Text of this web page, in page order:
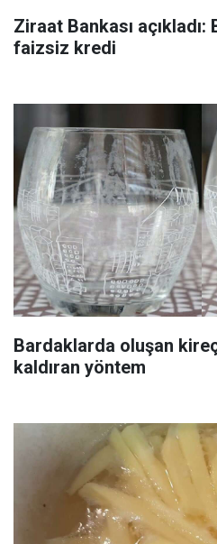
Ziraat Bankası açıkladı:
faizsiz kredi
Bardaklarda oluşan
kaldıran yöntem